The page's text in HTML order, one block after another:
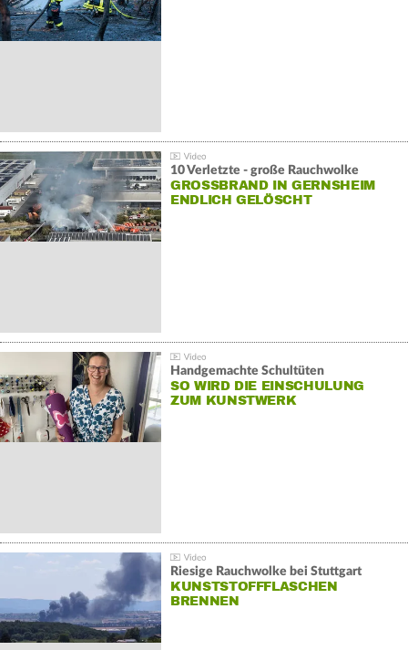
10 Verletzte - große Rauchwolke
GROSSBRAND IN GERNSHEIM E
NDLICH GELÖSCHT
Handgemachte Schultüten
SO WIRD DIE EINSCHULUNG
ZUM KUNSTWERK
Riesige Rauchwolke bei Stuttgart
KUNSTSTOFFFLASCHEN
BRENNEN